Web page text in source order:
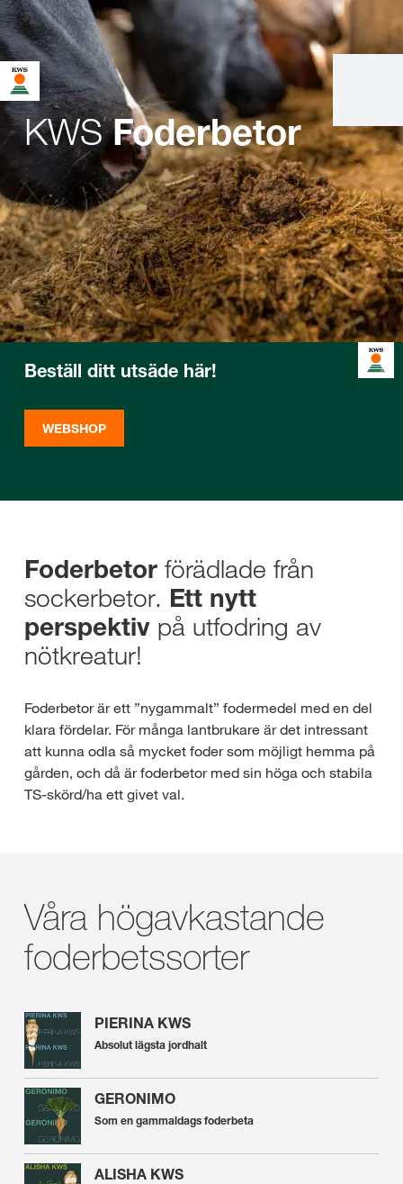
KWSFoderbetor
Beställ ditt utsäde här!
WEBSHOP
Foderbetor förädlade från
sockerbetor. Ett nytt
perspektiv på utfodring av
nötkreatur!
Foderbetor är ett ”nygammalt” fodermedel med en del
klara fördelar. För många lantbrukare är det intressant
att kunna odla så mycket foder som möjligt hemma på
gården, och då är foderbetor med sin höga och stabila
TS-skörd/ha ett givet val.
Våra högavkastande
foderbetssorter
PIERINA KWS
Absolut lägsta jordhalt
GERONIMO
Som en gammaldags foderbeta
ALISHA KWS